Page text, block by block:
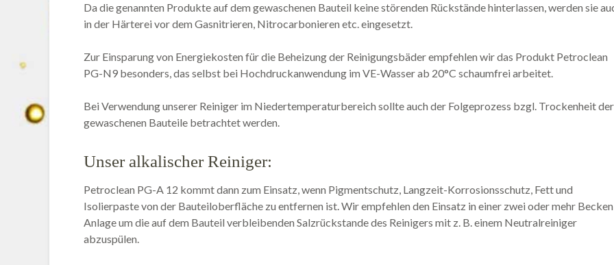
Da die genannten Produkte auf dem gewaschenen Bauteil keine störenden Rückstände hinterlassen, werden sie
in der Härterei vor dem Gasnitrieren, Nitrocarbonieren etc. eingesetzt.
Zur Einsparung von Energiekosten für die Beheizung der Reinigungsbäder empfehlen wir das Produkt Petroclean
PG-N9 besonders, das selbst bei Hochdruckanwendung im VE-Wasser ab 20°C schaumfrei arbeitet.
Bei Verwendung unserer Reiniger im Niedertemperaturbereich sollte auch der Folgeprozess bzgl. Trockenheit der
gewaschenen Bauteile betrachtet werden.
Unser alkalischer Reiniger:
Petroclean PG-A 12 kommt dann zum Einsatz, wenn Pigmentschutz, Langzeit-Korrosionsschutz, Fett und
Isolierpaste von der Bauteiloberfläche zu entfernen ist. Wir empfehlen den Einsatz in einer zwei oder mehr
Anlage um die auf dem Bauteil verbleibenden Salzrückstande des Reinigers mit z. B. einem Neutralreiniger
abzuspülen.